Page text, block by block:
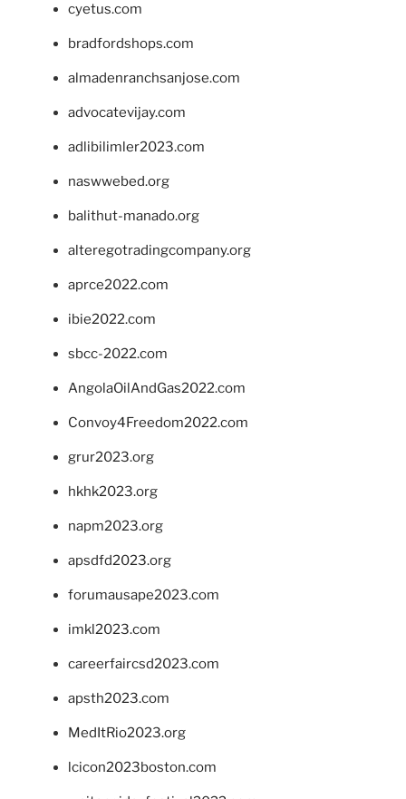
cyetus.com
bradfordshops.com
almadenranchsanjose.com
advocatevijay.com
adlibilimler2023.com
naswwebed.org
balithut-manado.org
alteregotradingcompany.org
aprce2022.com
ibie2022.com
sbcc-2022.com
AngolaOilAndGas2022.com
Convoy4Freedom2022.com
grur2023.org
hkhk2023.org
napm2023.org
apsdfd2023.org
forumausape2023.com
imkl2023.com
careerfaircsd2023.com
apsth2023.com
MedItRio2023.org
lcicon2023boston.com